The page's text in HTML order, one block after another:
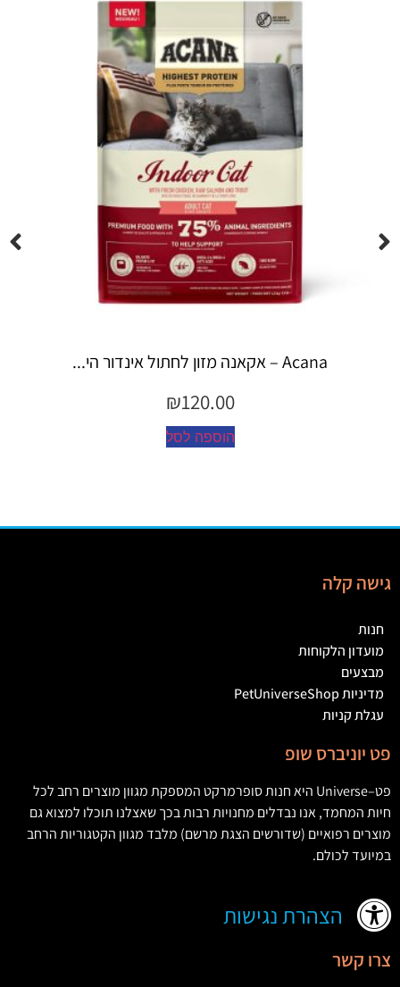
Espree – שמפו 355 מ"ל יערות ה...
גישה קלה
חנות
מועדון הלקוחות
מבצעים
מדיניות PetUniverseShop
עגלת קניות
פט יוניברס שופ
פט–
Universe היא חנות סופרמרקט המספקת מגוון מוצרים רחב לכל
חיות המחמד,אנו נבדלים מחנויות רבות בכך שאצלנו תוכלו למצוא גם
מוצרים רפואיים (שדורשים הצגת מרשם) מלבד מגוון הקטגוריות הרחב
במיועד לכולם.
הצהרת נגישות
צרו קשר